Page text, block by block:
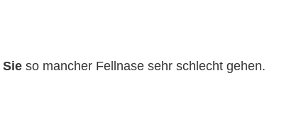
Sie so mancher Fellnase sehr schlecht gehen.